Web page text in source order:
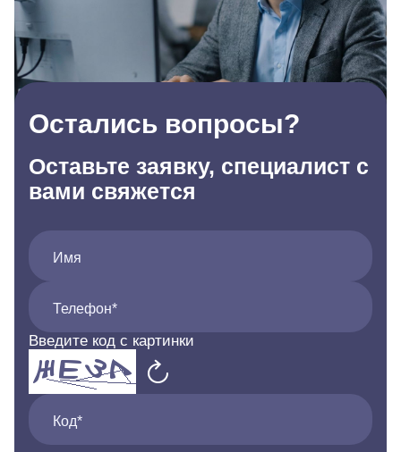
Остались вопросы?
Оставьте заявку, специалист с
вами свяжется
Имя
Телефон*
Введите код с картинки
Код*